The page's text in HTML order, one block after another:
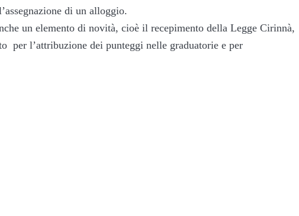
di un alloggio.
un elemento di novità, cioè il recepimento della Legge Cirinnà,
per l’attribuzione dei punteggi nelle graduatorie e per